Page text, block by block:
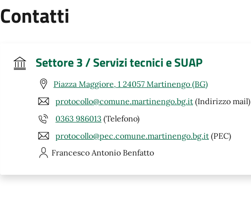
Contatti
Settore 3 / Servizi tecnici e SUAP
Piazza Maggiore, 1 24057 Martinengo (BG)
protocollo@comune.martinengo.bg.it (Indirizzo mail)
0363 986013 (Telefono)
protocollo@pec.comune.martinengo.bg.it (PEC)
Francesco Antonio Benfatto